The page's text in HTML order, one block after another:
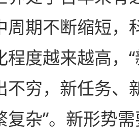
周期不断缩短，
程度越来越高，
不穷，新任务、
复杂”。新形势